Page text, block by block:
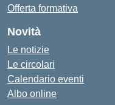
Offerta formativa
Novità
Le notizie
Le circolari
Calendario eventi
Albo online